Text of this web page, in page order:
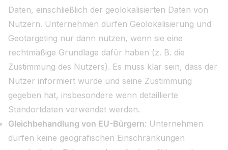
Daten, einschließlich der geolokalisierten Daten von
Nutzern. Unternehmen dürfen Geolokalisierung und
Geotargeting nur dann nutzen, wenn sie eine
rechtmäßige Grundlage dafür haben (z. B. die
Zustimmung des Nutzers). Es muss klar sein, dass der
Nutzer informiert wurde und seine Zustimmung
gegeben hat, insbesondere wenn detaillierte
Standortdaten verwendet werden.
Gleichbehandlung von EU-Bürgern: Unternehmen
dürfen keine geografischen Einschränkungen